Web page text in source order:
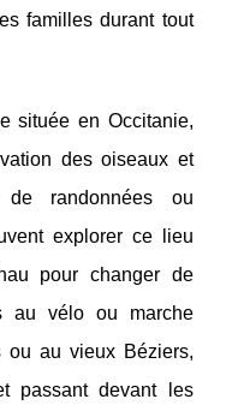
familles durant tout
située en Occitanie,
des oiseaux et
de randonnées ou
explorer ce lieu
pour changer de
au vélo ou marche
ou au vieux Béziers,
passant devant les